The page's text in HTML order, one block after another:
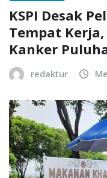
KSPI Desak
Tempat
Kanker
redaktur